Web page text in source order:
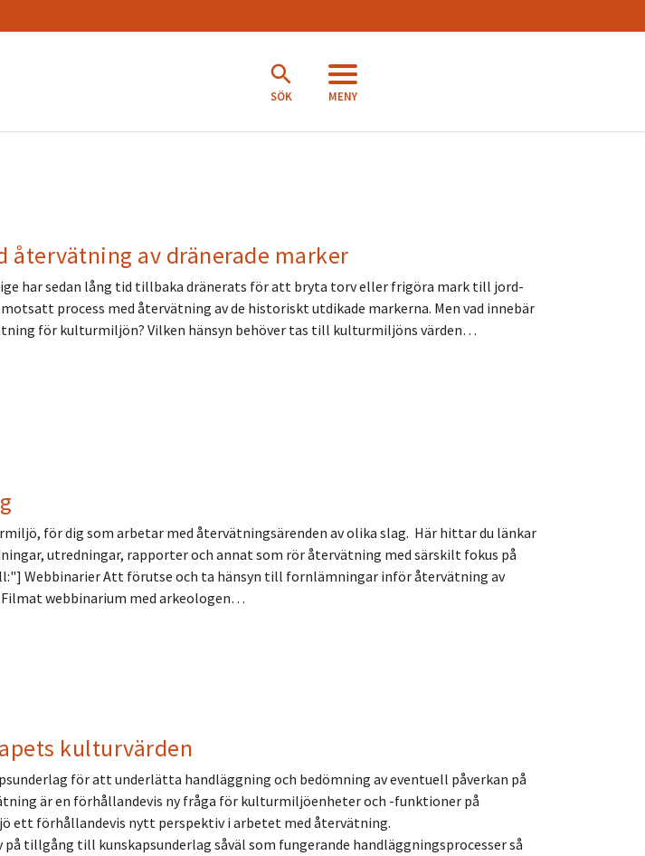
SÖK MENY
av dränerade marker
har sedan lång tid tillbaka dränerats för att bryta torv eller frigöra mark till jord-
process med återvätning av de historiskt utdikade markerna. Men vad innebär
för kulturmiljön? Vilken hänsyn behöver tas till kulturmiljöns värden…
för dig som arbetar med återvätningsärenden av olika slag. Här hittar du länkar
utredningar, rapporter och annat som rör återvätning med särskilt fokus på
Webbinarier Att förutse och ta hänsyn till fornlämningar inför återvätning av
Filmat webbinarium med arkeologen…
kulturvärden
för att underlätta handläggning och bedömning av eventuell påverkan på
är en förhållandevis ny fråga för kulturmiljöenheter och -funktioner på
ett förhållandevis nytt perspektiv i arbetet med återvätning.
tillgång till kunskapsunderlag såväl som fungerande handläggningsprocesser så